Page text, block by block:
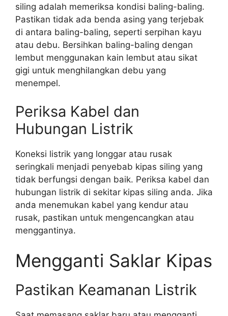
siling adalah memeriksa kondisi baling-baling.
Pastikan tidak ada benda asing yang terjebak
di antara baling-baling, seperti serpihan kayu
atau debu. Bersihkan baling-baling dengan
lembut menggunakan kain lembut atau sikat
gigi untuk menghilangkan debu yang
menempel.
Periksa Kabel dan
Hubungan Listrik
Koneksi listrik yang longgar atau rusak
seringkali menjadi penyebab kipas siling yang
tidak berfungsi dengan baik. Periksa kabel dan
hubungan listrik di sekitar kipas siling anda. Jika
anda menemukan kabel yang kendur atau
rusak, pastikan untuk mengencangkan atau
menggantinya.
Mengganti Saklar Kipas
Pastikan Keamanan Listrik